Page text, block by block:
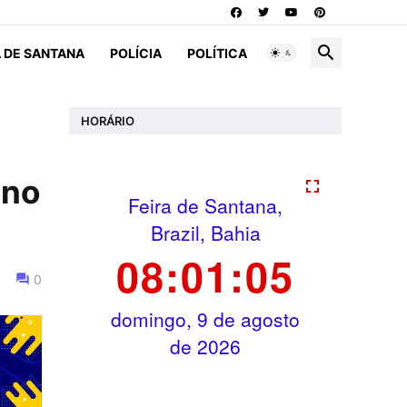
DE SANTANA POLÍCIA POLÍTICA
0
HORÁRIO